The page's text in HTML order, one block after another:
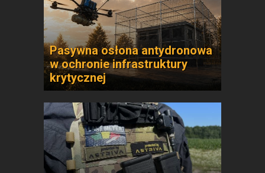
Pasywna osłona antydronowa
w ochronie infrastruktury
krytycznej